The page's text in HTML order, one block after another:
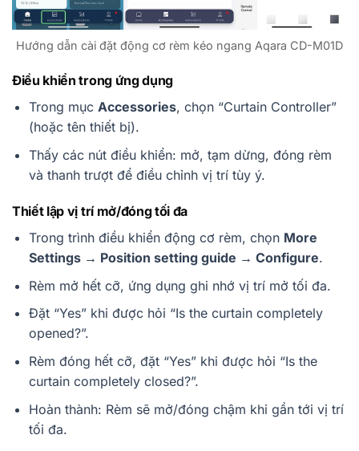
Hướng dẫn cài đặt động cơ rèm kéo ngang Aqara CD-M01D
Điều khiển trong ứng dụng
Trong mục Accessories, chọn “Curtain Controller”
(hoặc tên thiết bị).
Thấy các nút điều khiển: mở, tạm dừng, đóng rèm
và thanh trượt để điều chỉnh vị trí tùy ý.
Thiết lập vị trí mở/đóng tối đa
Trong trình điều khiển động cơ rèm, chọn More
Settings → Position setting guide → Configure.
Rèm mở hết cỡ, ứng dụng ghi nhớ vị trí mở tối đa.
Đặt “Yes” khi được hỏi “Is the curtain completely
opened?”.
Rèm đóng hết cỡ, đặt “Yes” khi được hỏi “Is the
curtain completely closed?”.
Hoàn thành: Rèm sẽ mở/đóng chậm khi gần tới vị trí
tối đa.